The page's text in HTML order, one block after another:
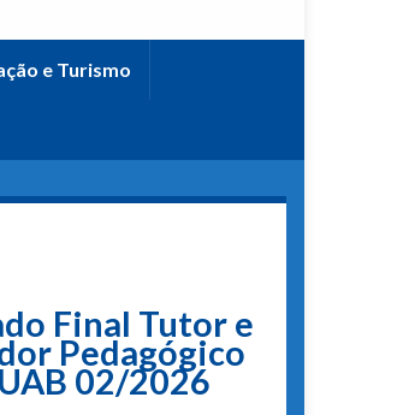
e Turismo
Final Tutor e
Pedagógico
02/2026